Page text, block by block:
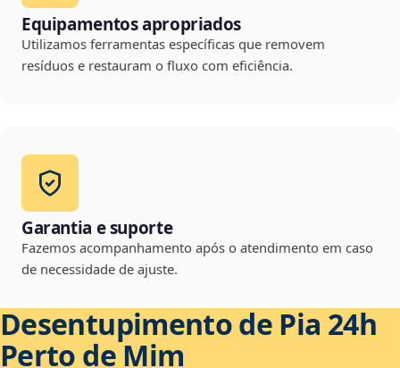
Equipamentos apropriados
Utilizamos ferramentas específicas que removem
resíduos e restauram o fluxo com eficiência.
Garantia e suporte
Fazemos acompanhamento após o atendimento em caso
de necessidade de ajuste.
Desentupimento de Pia 24h
Perto de Mim